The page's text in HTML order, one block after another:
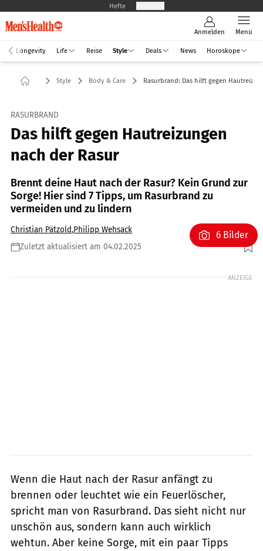
Hefte
Anmelden Menü
Longevity Life Reise Style Deals News Horoskope
Style Body & Care Rasurbrand: Das hilft gegen
RASURBRAND
Das hilft gegen Hautreizungen
nach der Rasur
Brennt deine Haut nach der Rasur? Kein Grund zur
Sorge! Hier sind 7 Tipps, um Rasurbrand zu
vermeiden und zu lindern
Christian Pätzold,Philipp Wehsack
Zuletzt aktualisiert am 04.02.2025
Foto: Shutterstock.com/Prostock-studio
6 Bilder
ANZEIGE
Wenn die Haut nach der Rasur anfängt zu
brennen oder leuchtet wie ein Feuerlöscher,
spricht man von Rasurbrand. Das sieht nicht nur
unschön aus, sondern kann auch wirklich
wehtun. Aber keine Sorge, mit ein paar Tipps